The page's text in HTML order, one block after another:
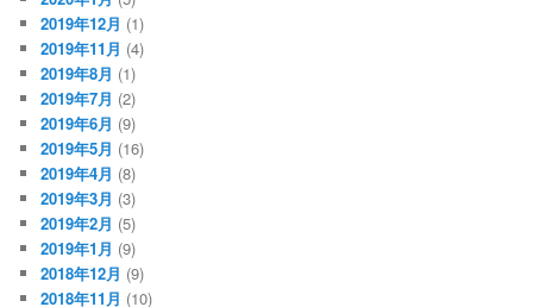
2019年12月 (1)
2019年11月 (4)
2019年8月 (1)
2019年7月 (2)
2019年6月 (9)
2019年5月 (16)
2019年4月 (8)
2019年3月 (3)
2019年2月 (5)
2019年1月 (9)
2018年12月 (9)
2018年11月 (10)